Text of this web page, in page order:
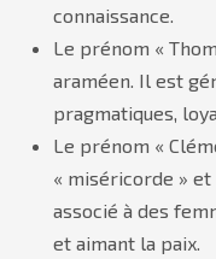
connaissance.
Le prénom «
araméen. Il est
pragmatiques,
Le prénom «
« miséricorde »
associé à des
et aimant la paix.